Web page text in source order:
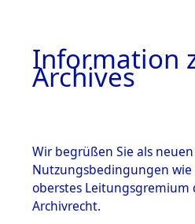
Information
Archives
Wir begrüßen Sie als
Nutzungsbedingungen wie
oberstes Leitungsgremium
Archivrecht.